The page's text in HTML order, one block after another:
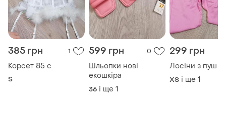
385 грн 1
Корсет 85 с
S
599 грн 0
Шльопки нові
екошкіра
36 і ще 1
299 грн
Лосіни з пуш
ХS і ще 1